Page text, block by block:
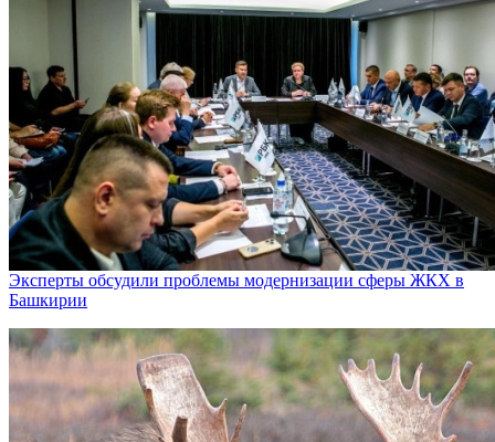
Эксперты обсудили проблемы модернизации сферы ЖКХ в
Башкирии